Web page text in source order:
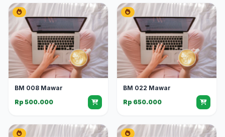
BM 008 Mawar
Rp 500.000
BM 022 Mawar
Rp 650.000